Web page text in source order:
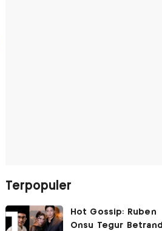
Terpopuler
Hot Gossip: Ruben
Onsu Tegur Betrand